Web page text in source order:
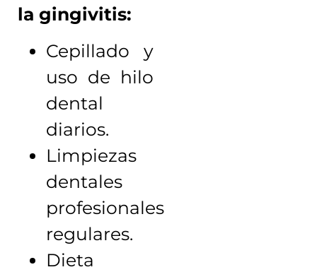
la gingivitis:
Cepillado y
uso de hilo
dental
diarios.
Limpiezas
dentales
profesionales
regulares.
Dieta